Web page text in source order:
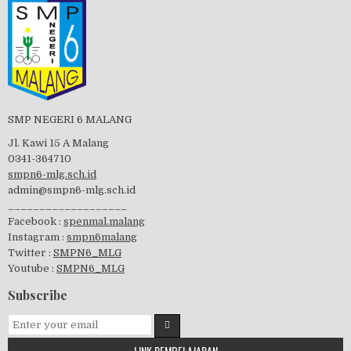
Tes Matrikulasi 2019
Perayaan HUT RI-74
SMP NEGERI 6 MALANG
Jl. Kawi 15 A Malang
0341-364710
smpn6-mlg.sch.id
admin@smpn6-mlg.sch.id
Facebook : spenmal.malang
Instagram : smpn6malang
Twitter : SMPN6_MLG
Youtube : SMPN6_MLG
Subscribe